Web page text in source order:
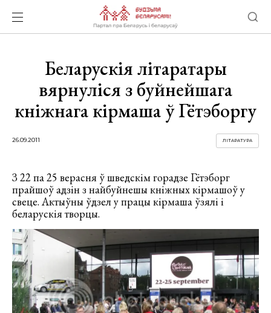
Беларускія літаратары
вярнуліся з буйнейшага
кніжнага кірмаша ў Гётэборгу
26.09.2011 ЛІТАРАТУРА
З 22 па 25 верасня ў шведскім горадзе Гётэборг
прайшоў адзін з найбуйнешы кніжных кірмашоў у
свеце. Актыўны ўдзел у працы кірмаша ўзялі і
беларускія творцы.